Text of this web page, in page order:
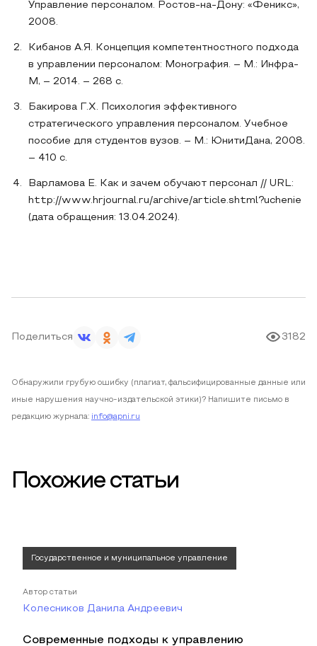
Управление персоналом. Ростов-на-Дону: «Феникс»,
2008.
Кибанов А.Я. Концепция компетентностного подхода
в управлении персоналом: Монография. – М.: Инфра-
М, – 2014. – 268 с.
Бакирова Г.Х. Психология эффективного
стратегического управления персоналом. Учебное
пособие для студентов вузов. – М.: ЮнитиДана, 2008.
– 410 с.
Варламова Е. Как и зачем обучают персонал // URL:
http://www.hrjournal.ru/archive/article.shtml?uchenie
(дата обращения: 13.04.2024).
Поделиться 3182
Обнаружили грубую ошибку (плагиат, фальсифицированные данные или
иные нарушения научно-издательской этики)? Напишите письмо в
редакцию журнала: info@apni.ru
Похожие статьи
Государственное и муниципальное управление
Автор статьи
Колесников Данила Андреевич
Современные подходы к управлению